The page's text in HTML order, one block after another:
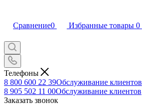
Сравнение0 Избранные товары 0
Телефоны
8 800 600 22 39Обслуживание клиентов
8 905 502 11 00Обслуживание клиентов
Заказать звонок